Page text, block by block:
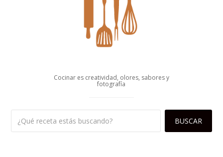
Cocinar es creatividad, olores, sabores y
fotografía